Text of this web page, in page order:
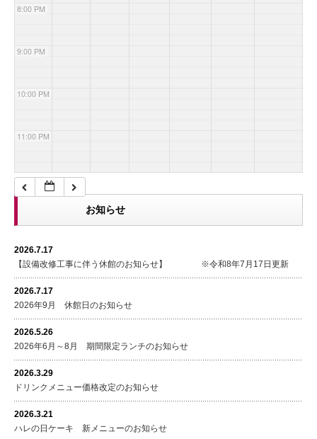
8:00 PM
9:00 PM
10:00 PM
11:00 PM
お知らせ
2026.7.17
【設備改修工事に伴う休館のお知らせ】 ※令和8年7月17日更新
2026.7.17
2026年9月 休館日のお知らせ
2026.5.26
2026年6月～8月 期間限定ランチのお知らせ
2026.3.29
ドリンクメニュー価格改定のお知らせ
2026.3.21
ハレの日ケーキ 新メニューのお知らせ